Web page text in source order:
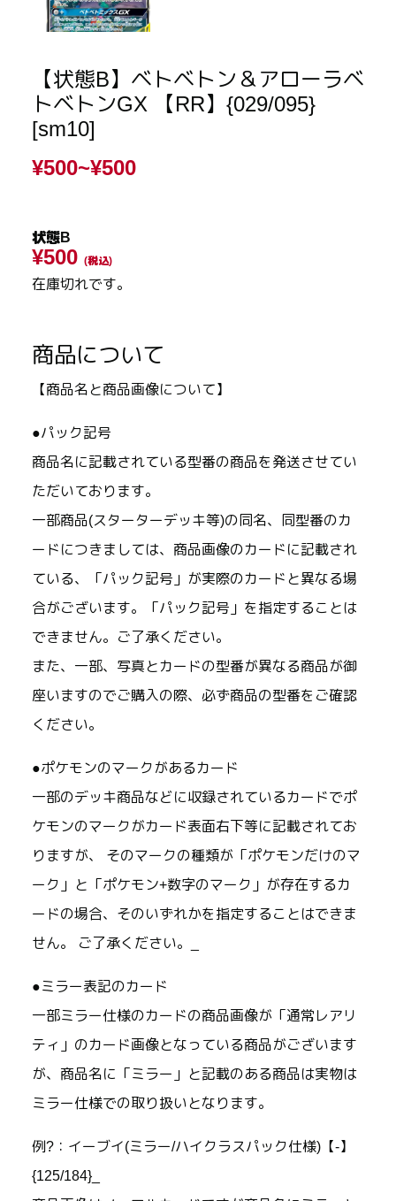
【状態B】ベトベトン＆アローラベ
トベトンGX 【RR】{029/095}
[sm10]
¥500~¥500
状態B
¥500 (税込)
在庫切れです。
商品について
【商品名と商品画像について】
●パック記号
商品名に記載されている型番の商品を発送させてい
ただいております。
一部商品(スターターデッキ等)の同名、同型番のカ
ードにつきましては、商品画像のカードに記載され
ている、「パック記号」が実際のカードと異なる場
合がございます。「パック記号」を指定することは
できません。ご了承ください。
また、一部、写真とカードの型番が異なる商品が御
座いますのでご購入の際、必ず商品の型番をご確認
ください。
●ポケモンのマークがあるカード
一部のデッキ商品などに収録されているカードでポ
ケモンのマークがカード表面右下等に記載されてお
りますが、 そのマークの種類が「ポケモンだけのマ
ーク」と「ポケモン+数字のマーク」が存在するカ
ードの場合、そのいずれかを指定することはできま
せん。 ご了承ください。_
●ミラー表記のカード
一部ミラー仕様のカードの商品画像が「通常レアリ
ティ」のカード画像となっている商品がございます
が、商品名に「ミラー」と記載のある商品は実物は
ミラー仕様での取り扱いとなります。
例?：イーブイ(ミラー/ハイクラスパック仕様)【-】
{125/184}_